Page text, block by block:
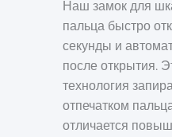
Наш замок для
пальца быстро
секунды и
после открытия.
технология
отпечатком
отличается